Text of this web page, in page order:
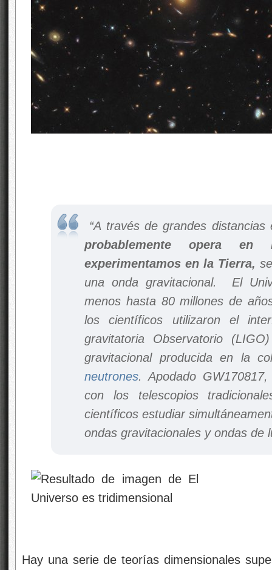
“A través de grandes
probablemente opera en
experimentamos en la Tierra,
una onda gravitacional. El
menos hasta 80 millones de
los científicos utilizaron el
gravitatoria Observatorio
gravitacional producida en la
neutrones. Apodado
con los telescopios
científicos estudiar
ondas gravitacionales y ondas de
Hay una serie de teorías dimensionales